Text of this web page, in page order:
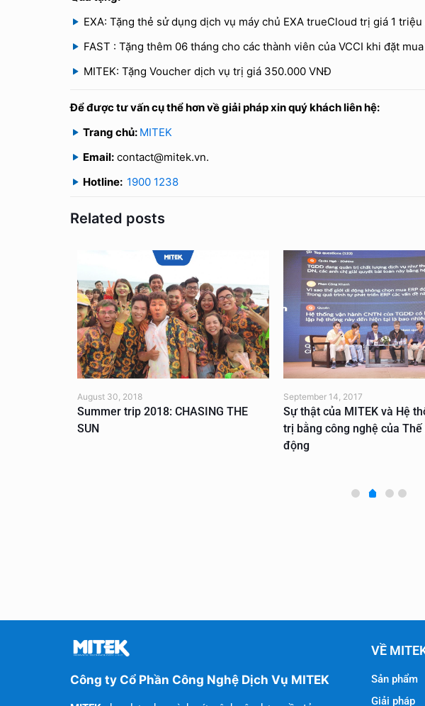
EXA: Tặng thẻ sử dụng dịch vụ máy chủ EXA trueCloud trị giá 1 triệu
FAST : Tặng thêm 06 tháng cho các thành viên của VCCI khi đặt
MITEK: Tặng Voucher dịch vụ trị giá 350.000 VNĐ
Để được tư vấn cụ thể hơn về giải pháp xin quý khách liên hệ:
Trang chủ: MITEK
Email: contact@mitek.vn.
Hotline: 1900 1238
Related posts
August 30, 2018
Summer trip 2018: CHASING THE
SUN
September 14, 2017
Sự thật của MITEK và Hệ
trị bằng công nghệ của Thế
động
Công ty Cổ Phần Công Nghệ Dịch Vụ MITEK
VỀ
Sản phẩm
Giải pháp